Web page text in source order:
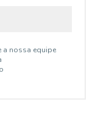
a nossa equipe